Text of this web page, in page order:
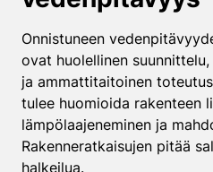
Onnistuneen
ovat huolellinen
ja ammattitaitoinen
tulee huomioida rakenteen
lämpölaajeneminen ja
Rakenneratkaisujen pitää
halkeilua.